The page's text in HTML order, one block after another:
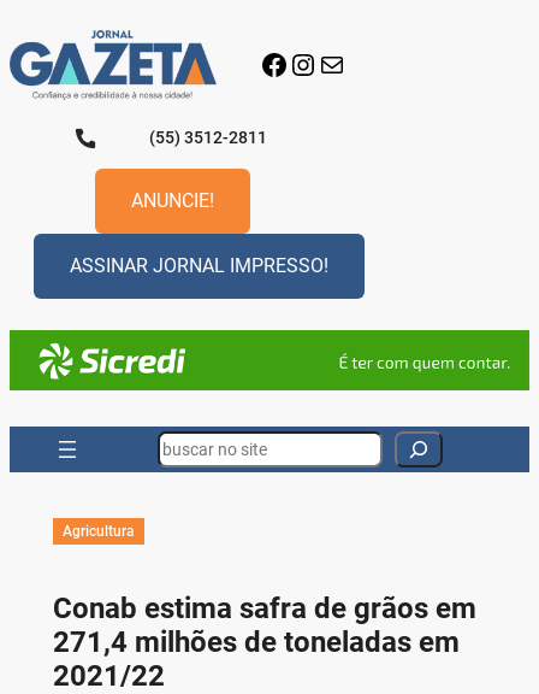
para
o
conteúdo
Facebook
Instagram
E-mail
(55) 3512-2811
ANUNCIE!
ASSINAR JORNAL IMPRESSO!
Search
Agricultura
Conab estima safra de grãos em
271,4 milhões de toneladas em
2021/22